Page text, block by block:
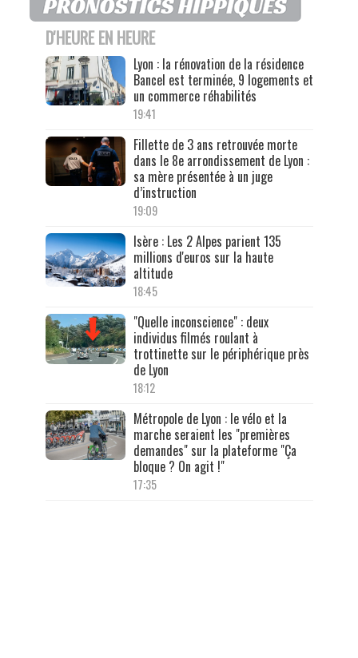
D'HEURE EN HEURE
Lyon : la rénovation de la résidence
Bancel est terminée, 9 logements et
un commerce réhabilités
19:41
Fillette de 3 ans retrouvée morte
dans le 8e arrondissement de Lyon :
sa mère présentée à un juge
d’instruction
19:09
Isère : Les 2 Alpes parient 135
millions d'euros sur la haute
altitude
18:45
"Quelle inconscience" : deux
individus filmés roulant à
trottinette sur le périphérique près
de Lyon
18:12
Métropole de Lyon : le vélo et la
marche seraient les "premières
demandes" sur la plateforme "Ça
bloque ? On agit !"
17:35